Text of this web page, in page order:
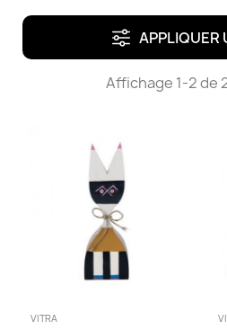
APPLIQUER
Affichage 1-2 de
VITRA